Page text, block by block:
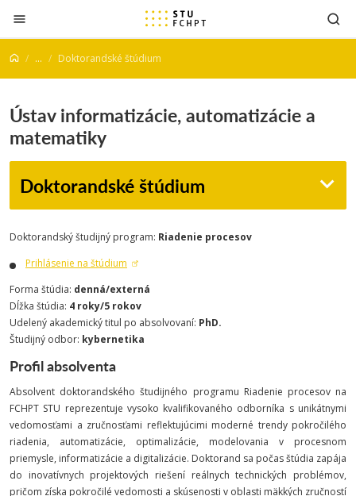
Prejsť na obsah
... Doktorandské štúdium
Ústav informatizácie, automatizácie a
matematiky
Doktorandské štúdium
Doktorandský študijný program: Riadenie procesov
Prihlásenie na štúdium
Forma štúdia: denná/externá
Dĺžka štúdia: 4 roky/5 rokov
Udelený akademický titul po absolvovaní: PhD.
Študijný odbor: kybernetika
Profil absolventa
Absolvent doktorandského študijného programu Riadenie procesov na
FCHPT STU reprezentuje vysoko kvalifikovaného odborníka s unikátnymi
vedomosťami a zručnosťami reflektujúcimi moderné trendy pokročilého
riadenia, automatizácie, optimalizácie, modelovania v procesnom
priemysle, informatizácie a digitalizácie. Doktorand sa počas štúdia zapája
do inovatívnych projektových riešení reálnych technických problémov,
pričom získa pokročilé vedomosti a skúsenosti v oblasti mäkkých zručností